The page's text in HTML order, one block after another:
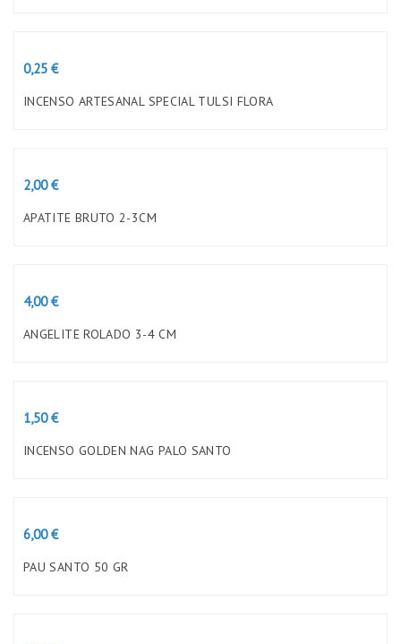
Preço
0,25 €
INCENSO ARTESANAL SPECIAL TULSI FLORA
Preço
2,00 €
APATITE BRUTO 2-3CM
Preço
4,00 €
ANGELITE ROLADO 3-4 CM
Preço
1,50 €
INCENSO GOLDEN NAG PALO SANTO
Preço
6,00 €
PAU SANTO 50 GR